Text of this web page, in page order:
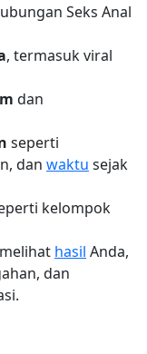
Seks Anal
, termasuk viral
dan
seperti
dan waktu sejak
kelompok
hasil Anda,
dan